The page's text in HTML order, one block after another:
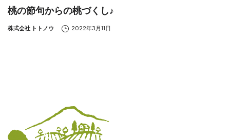
桃の節句からの桃づくし♪
by
株式会社 トトノウ 2022年3月11日